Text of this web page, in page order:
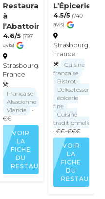
Restaurant
à
l’Abattoir
4.6/5 (797
avis)
Strasbourg,
France
Française
Alsacienne
Viande
·
€€
VOIR
LA
FICHE
DU
RESTAURANT
L’Épicerie
4.5/5 (740
avis)
Strasbourg,
France
Cuisine
française
Bistrot
Delicatessen
épicerie
fine
Cuisine
traditionnelle
· €€-€€€
VOIR
LA
FICHE
DU